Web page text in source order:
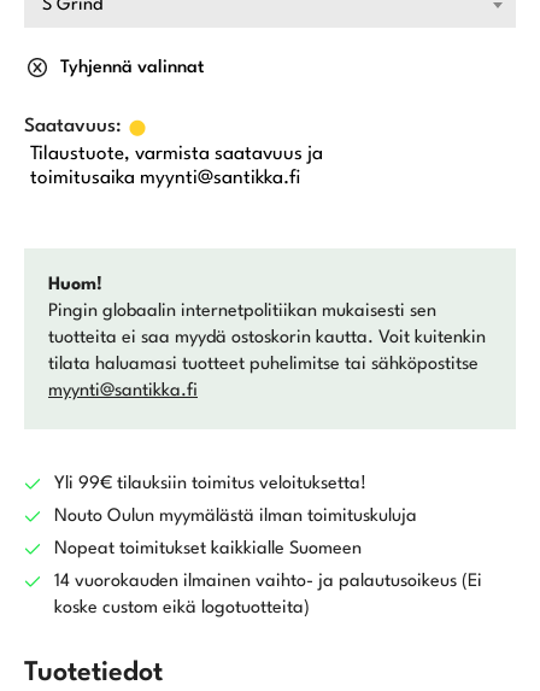
S Grind
Tyhjennä valinnat
Tilaustuote, varmista saatavuus ja
toimitusaika myynti@santikka.fi
Huom!
Pingin globaalin internetpolitiikan mukaisesti sen
tuotteita ei saa myydä ostoskorin kautta. Voit kuitenkin
tilata haluamasi tuotteet puhelimitse tai sähköpostitse
myynti@santikka.fi
Yli 99€ tilauksiin toimitus veloituksetta!
Nouto Oulun myymälästä ilman toimituskuluja
Nopeat toimitukset kaikkialle Suomeen
14 vuorokauden ilmainen vaihto- ja palautusoikeus (Ei
koske custom eikä logotuotteita)
Tuotetiedot